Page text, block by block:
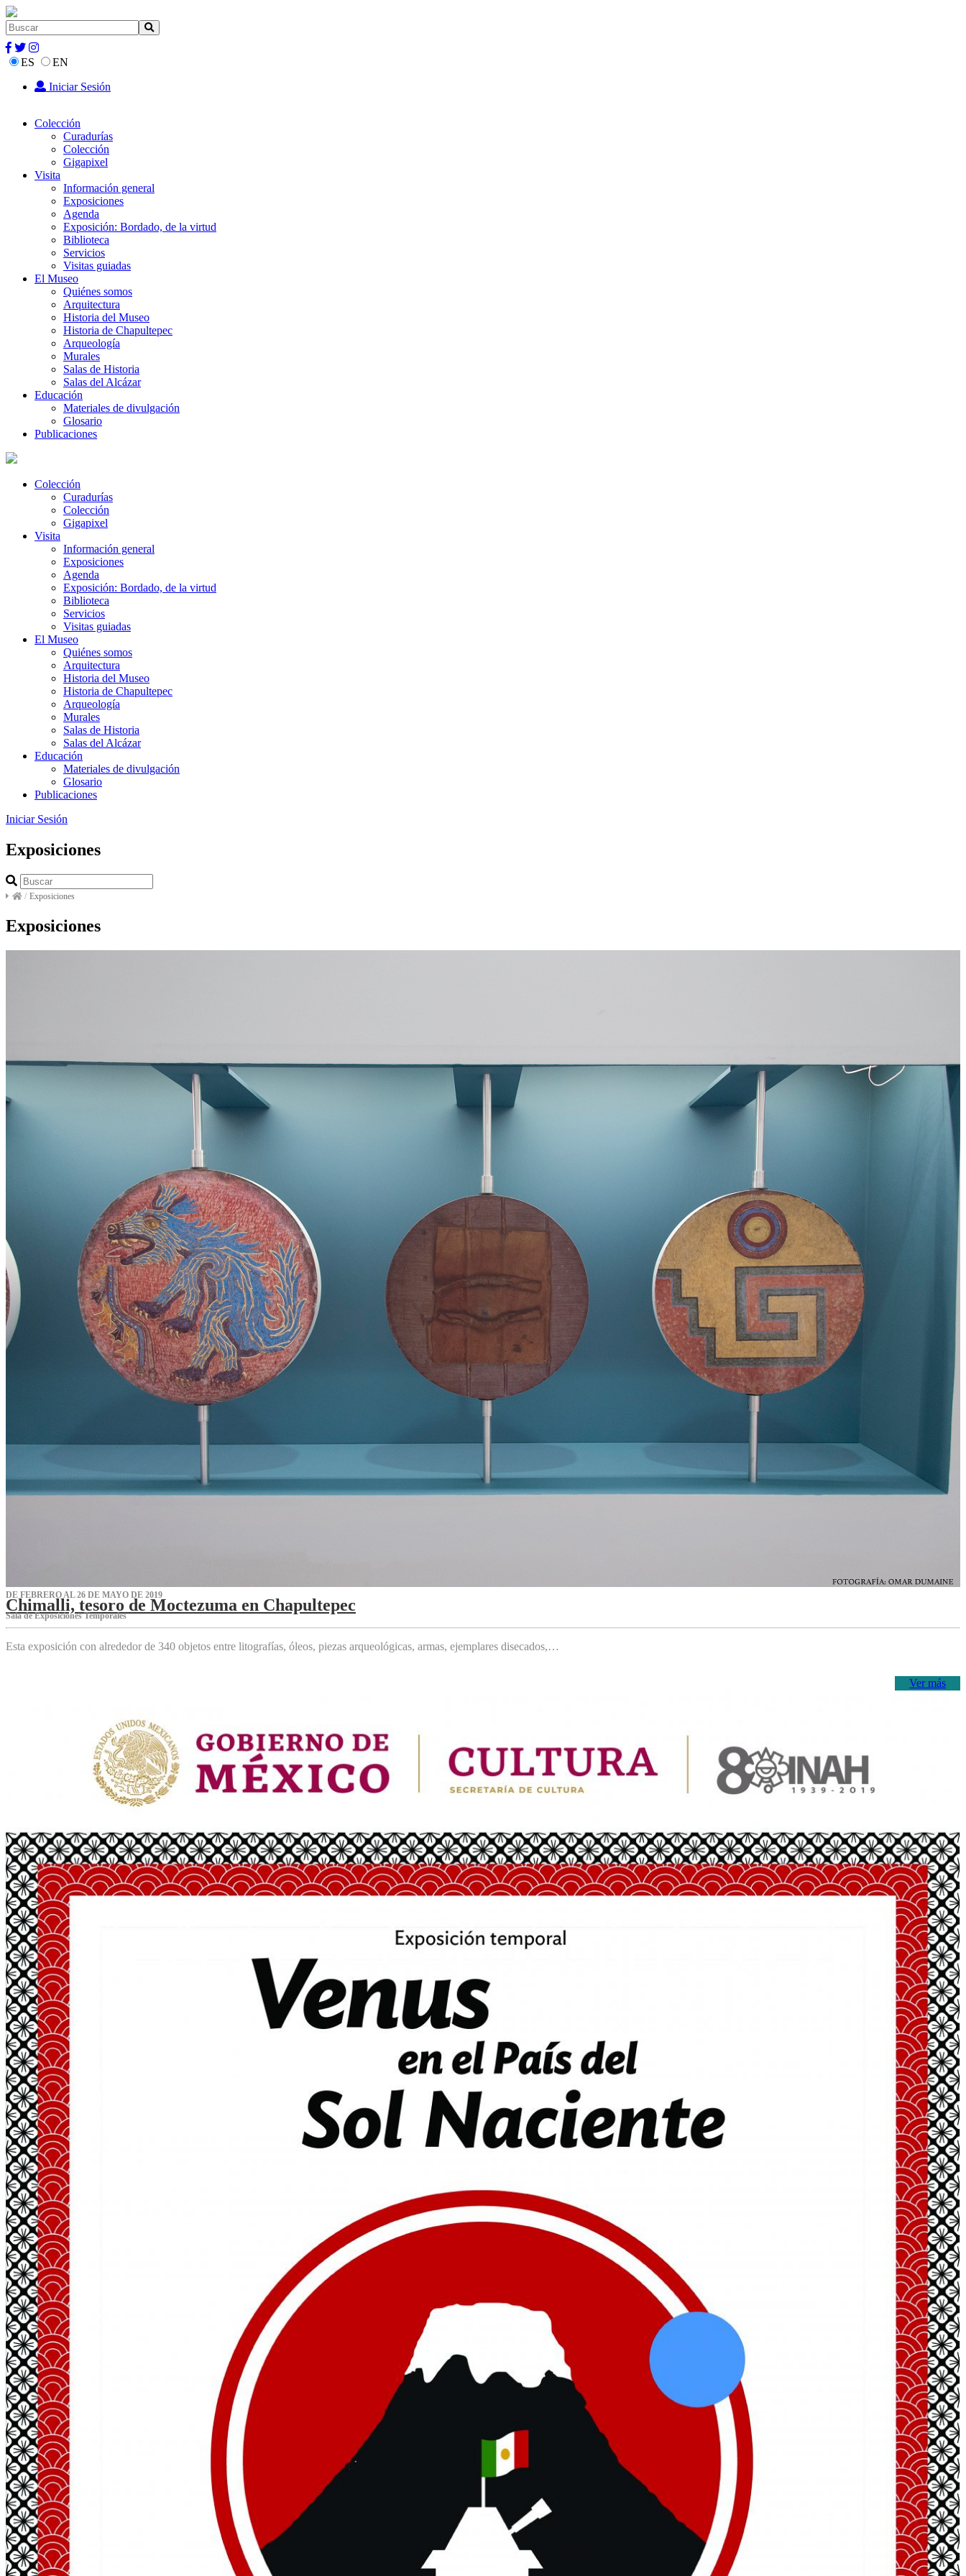
ES
EN
Iniciar Sesión
Colección
Curadurías
Colección
Gigapixel
Visita
Información general
Exposiciones
Agenda
Exposición: Bordado, de la virtud
Biblioteca
Servicios
Visitas guiadas
El Museo
Quiénes somos
Arquitectura
Historia del Museo
Historia de Chapultepec
Arqueología
Murales
Salas de Historia
Salas del Alcázar
Educación
Materiales de divulgación
Glosario
Publicaciones
Colección
Curadurías
Colección
Gigapixel
Visita
Información general
Exposiciones
Agenda
Exposición: Bordado, de la virtud
Biblioteca
Servicios
Visitas guiadas
El Museo
Quiénes somos
Arquitectura
Historia del Museo
Historia de Chapultepec
Arqueología
Murales
Salas de Historia
Salas del Alcázar
Educación
Materiales de divulgación
Glosario
Publicaciones
Iniciar Sesión
Exposiciones
/ Exposiciones
Exposiciones
DE FEBRERO AL 26 DE MAYO DE 2019
Chimalli, tesoro de Moctezuma en Chapultepec
Sala de Exposiciones Temporales
Esta exposición con alrededor de 340 objetos entre litografías, óleos, piezas arqueológicas, armas, ejemplares disecados,…
Ver más